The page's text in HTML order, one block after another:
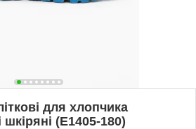
для хлопчика
шкіряні (E1405-180)